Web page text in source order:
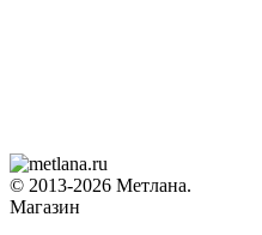
© 2013-2026 Метлана.
Магазин